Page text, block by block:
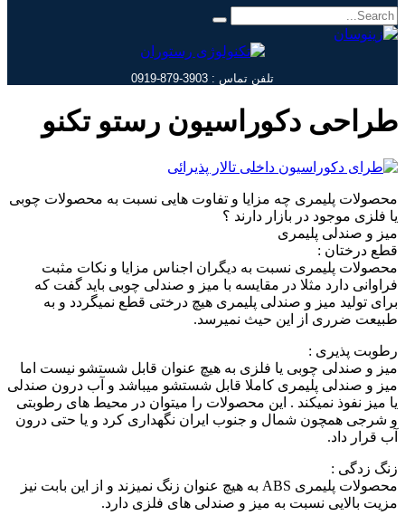
تلفن تماس : 3903-879-0919
طراحی دکوراسیون رستو تکنو
محصولات پلیمری چه مزایا و تفاوت هایی نسبت به محصولات چوبی
یا فلزی موجود در بازار دارند ؟
میز و صندلی پلیمری
قطع درختان :
محصولات پلیمری نسبت به دیگران اجناس مزایا و نکات مثبت
فراوانی دارد مثلا در مقایسه با میز و صندلی چوبی باید گفت که
برای تولید میز و صندلی پلیمری هیچ درختی قطع نمیگردد و به
طبیعت ضرری از این حیث نمیرسد.
رطوبت پذیری :
میز و صندلی چوبی یا فلزی به هیچ عنوان قابل شستشو نیست اما
میز و صندلی پلیمری کاملا قابل شستشو میباشد و آب درون صندلی
یا میز نفوذ نمیکند . این محصولات را میتوان در محیط های رطوبتی
و شرجی همچون شمال و جنوب ایران نگهداری کرد و یا حتی درون
آب قرار داد.
زنگ زدگی :
محصولات پلیمری ABS به هیچ عنوان زنگ نمیزند و از این بابت نیز
مزیت بالایی نسبت به میز و صندلی های فلزی دارد.